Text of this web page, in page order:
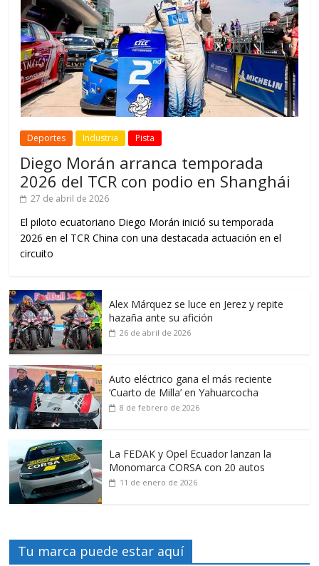
Deportes Industria Pista
Diego Morán arranca temporada
2026 del TCR con podio en Shanghái
27 de abril de 2026
El piloto ecuatoriano Diego Morán inició su temporada
2026 en el TCR China con una destacada actuación en el
circuito
Alex Márquez se luce en Jerez y repite
hazaña ante su afición
26 de abril de 2026
Auto eléctrico gana el más reciente
‘Cuarto de Milla’ en Yahuarcocha
8 de febrero de 2026
La FEDAK y Opel Ecuador lanzan la
Monomarca CORSA con 20 autos
11 de enero de 2026
Tu marca puede estar aquí